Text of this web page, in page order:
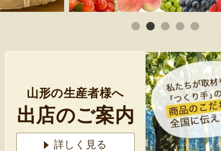
山形の生産者様へ
出店のご案内
詳しく見る